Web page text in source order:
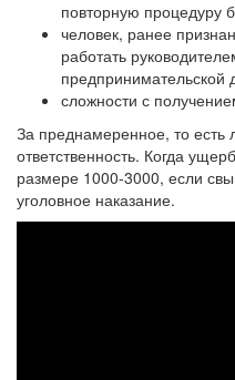
повторную процедуру
человек, ранее
работать
предпринимательской
сложности с
За преднамеренное, то есть
ответственность. Когда
размере 1000-3000, если
уголовное наказание.